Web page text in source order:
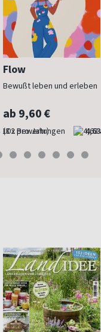
Flow
Bewußt leben und erleben
ab 9,60 €
(8 x pro Jahr) 4,63